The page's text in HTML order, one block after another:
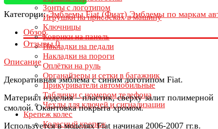
Зонты с логотипом
Игрушки на присосках в машину
Ключницы
Коврики на панель
Накладки на педали
Накладки на пороги
Оплётки на руль
Органайзеры и сетки в багажник
Прикуриватели автомобильные
Таблички с номером телефона
Чехлы для ключей и сигнализации
Крепеж колес
Колесный крепеж
Категории:Эмблемы Fiat (Фиат) Эмблемы по маркам
Обзор
Отзывы0
Описание
Декоративная эмблема с синим логотипом Fiat.
Материал изделия – пластик, сверху залит полимерной
смолой. Окантовка покрыта хромом.
Используется в моделях Fiat начиная 2006-2007 гг.в.